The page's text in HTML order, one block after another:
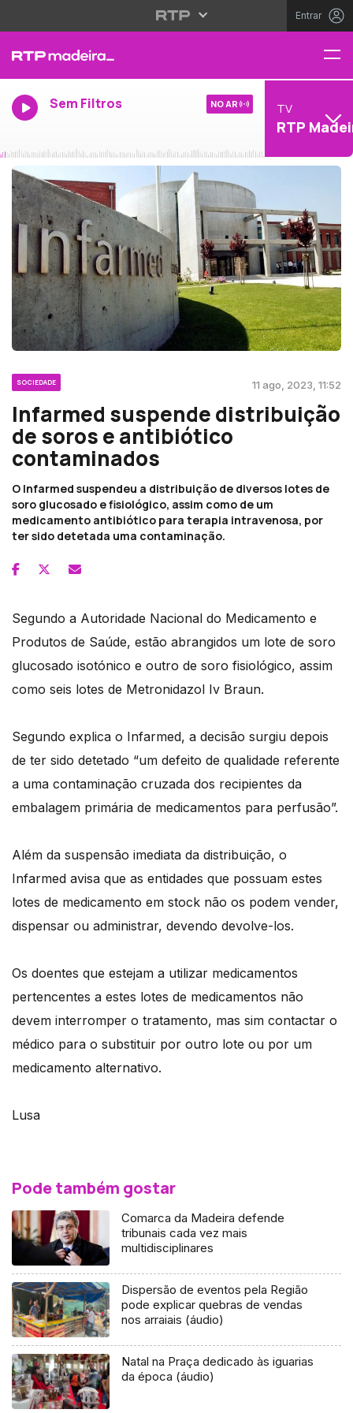
Entrar
Sem Filtros NO AR TV
RTP
SOCIEDADE 11 ago, 2023, 11:52
Infarmed suspende distribuição
de soros e antibiótico
contaminados
O Infarmed suspendeu a distribuição de diversos lotes de
soro glucosado e fisiológico, assim como de um
medicamento antibiótico para terapia intravenosa, por
ter sido detetada uma contaminação.
Segundo a Autoridade Nacional do Medicamento e
Produtos de Saúde, estão abrangidos um lote de soro
glucosado isotónico e outro de soro fisiológico, assim
como seis lotes de Metronidazol Iv Braun.
Segundo explica o Infarmed, a decisão surgiu depois
de ter sido detetado “um defeito de qualidade referente
a uma contaminação cruzada dos recipientes da
embalagem primária de medicamentos para perfusão”.
Além da suspensão imediata da distribuição, o
Infarmed avisa que as entidades que possuam estes
lotes de medicamento em stock não os podem vender,
dispensar ou administrar, devendo devolve-los.
Os doentes que estejam a utilizar medicamentos
pertencentes a estes lotes de medicamentos não
devem interromper o tratamento, mas sim contactar o
médico para o substituir por outro lote ou por um
medicamento alternativo.
Lusa
Pode também gostar
Comarca da Madeira defende
tribunais cada vez mais
multidisciplinares
Dispersão de eventos pela Região
pode explicar quebras de vendas
nos arraiais (áudio)
Natal na Praça dedicado às iguarias
da época (áudio)